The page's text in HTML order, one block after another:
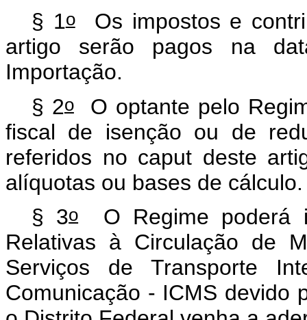
§ 1oOs impostos e
artigo serão pagos na
Importação.
§ 2oO optante pelo
fiscal de isenção ou de
referidos no caput deste
alíquotas ou bases de
§ 3oO Regime poderá
Relativas à Circulação de
Serviços de Transporte
Comunicação - ICMS devido